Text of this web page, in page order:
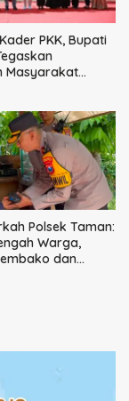
PKK, Bupati
Masyarakat
Polsek Taman:
Warga,
dan